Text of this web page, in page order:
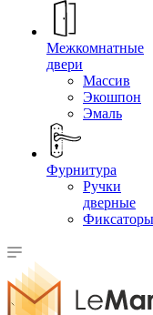
Межкомнатные
двери
Массив
Экошпон
Эмаль
Фурнитура
Ручки
дверные
Фиксаторы